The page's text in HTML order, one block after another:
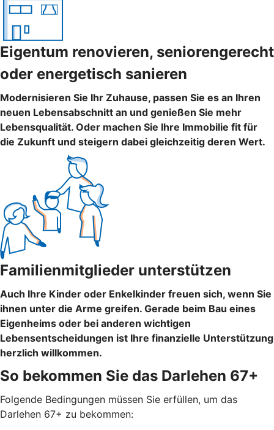
Eigentum renovieren, seniorengerecht
oder energetisch sanieren
Modernisieren Sie Ihr Zuhause, passen Sie es an Ihren
neuen Lebensabschnitt an und genießen Sie mehr
Lebensqualität. Oder machen Sie Ihre Immobilie fit für
die Zukunft und steigern dabei gleichzeitig deren Wert.
Familienmitglieder unterstützen
Auch Ihre Kinder oder Enkelkinder freuen sich, wenn Sie
ihnen unter die Arme greifen. Gerade beim Bau eines
Eigenheims oder bei anderen wichtigen
Lebensentscheidungen ist Ihre finanzielle Unterstützung
herzlich willkommen.
So bekommen Sie das Darlehen 67+
Folgende Bedingungen müssen Sie erfüllen, um das
Darlehen 67+ zu bekommen: